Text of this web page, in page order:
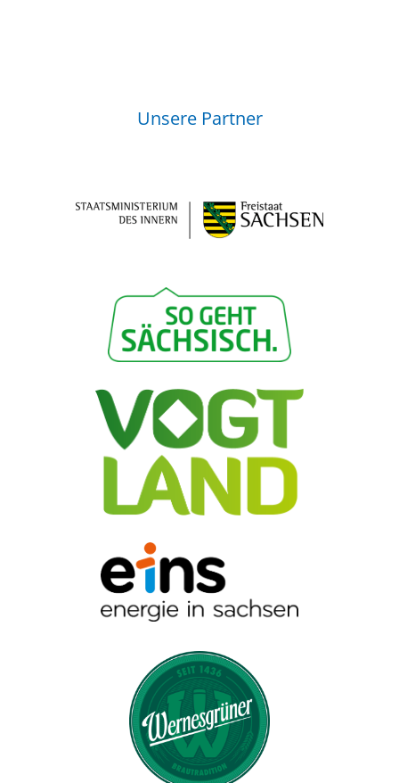
Unsere Partner